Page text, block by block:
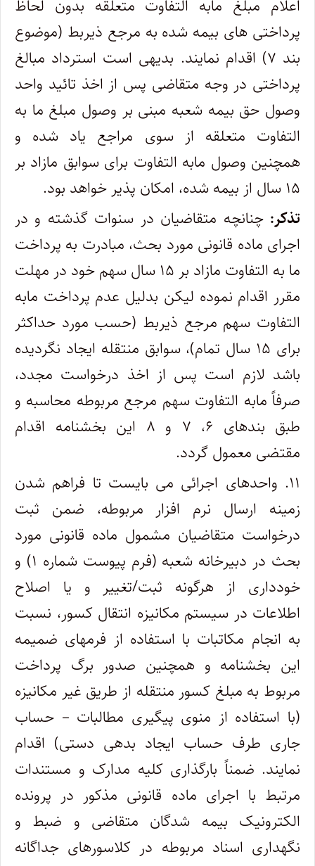
اعلام مبلغ مابه التفاوت متعلقه بدون لحاظ
پرداختی های بیمه شده به مرجع ذیربط (موضوع
بند ۷) اقدام نمایند. بدیهی است استرداد مبالغ
پرداختی در وجه متقاضی پس از اخذ تائید واحد
وصول حق بیمه شعبه مبنی بر وصول مبلغ ما به
التفاوت متعلقه از سوی مراجع یاد شده و
همچنین وصول مابه التفاوت برای سوابق مازاد بر
۱۵ سال از بیمه شده، امکان پذیر خواهد بود.
تذکر: چنانچه متقاضیان در سنوات گذشته و در
اجرای ماده قانونی مورد بحث، مبادرت به پرداخت
ما به التفاوت مازاد بر ۱۵ سال سهم خود در مهلت
مقرر اقدام نموده لیکن بدلیل عدم پرداخت مابه
التفاوت سهم مرجع ذیربط (حسب مورد حداکثر
برای ۱۵ سال تمام)، سوابق منتقله ایجاد نگردیده
باشد لازم است پس از اخذ درخواست مجدد،
صرفاً مابه التفاوت سهم مرجع مربوطه محاسبه و
طبق بندهای ۶، ۷ و ۸ این بخشنامه اقدام
مقتضی معمول گردد.
۱۱. واحدهای اجرائی می بایست تا فراهم شدن
زمینه ارسال نرم افزار مربوطه، ضمن ثبت
درخواست متقاضیان مشمول ماده قانونی مورد
بحث در دبیرخانه شعبه (فرم پیوست شماره ۱) و
خودداری از هرگونه ثبت/تغییر و یا اصلاح
اطلاعات در سیستم مکانیزه انتقال کسور، نسبت
به انجام مکاتبات با استفاده از فرمهای ضمیمه
این بخشنامه و همچنین صدور برگ پرداخت
مربوط به مبلغ کسور منتقله از طریق غیر مکانیزه
(با استفاده از منوی پیگیری مطالبات – حساب
جاری طرف حساب ایجاد بدهی دستی) اقدام
نمایند. ضمناً بارگذاری کلیه مدارک و مستندات
مرتبط با اجرای ماده قانونی مذکور در پرونده
الکترونیک بیمه شدگان متقاضی و ضبط و
نگهداری اسناد مربوطه در کلاسورهای جداگانه